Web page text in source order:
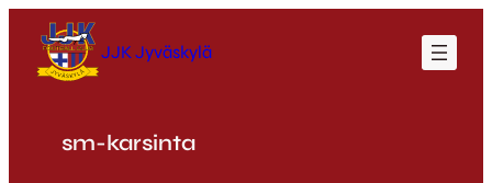
sisältöön
JJK Jyväskylä
sm-karsinta